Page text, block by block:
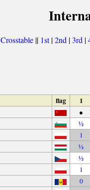
Crosstable || 1st|2nd |3rd |
flag 1
●
½
1
½
½
1
0